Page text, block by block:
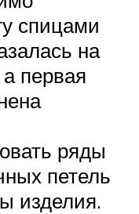
спицами
на
первая
ряды
петель
изделия.